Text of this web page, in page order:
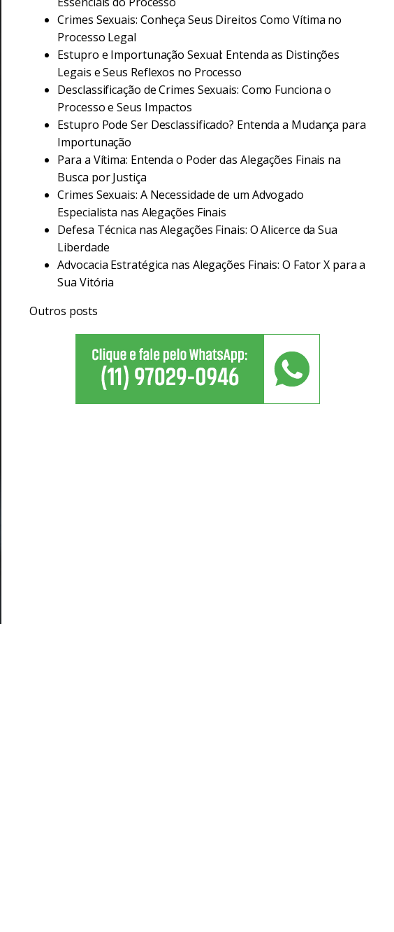
Crimes Sexuais: Conheça Seus Direitos Como Vítima no
Processo Legal
Estupro e Importunação Sexual: Entenda as Distinções
Legais e Seus Reflexos no Processo
Desclassificação de Crimes Sexuais: Como Funciona o
Processo e Seus Impactos
Estupro Pode Ser Desclassificado? Entenda a Mudança para
Importunação
Para a Vítima: Entenda o Poder das Alegações Finais na
Busca por Justiça
Crimes Sexuais: A Necessidade de um Advogado
Especialista nas Alegações Finais
Defesa Técnica nas Alegações Finais: O Alicerce da Sua
Liberdade
Advocacia Estratégica nas Alegações Finais: O Fator X para a
Sua Vitória
Outros posts